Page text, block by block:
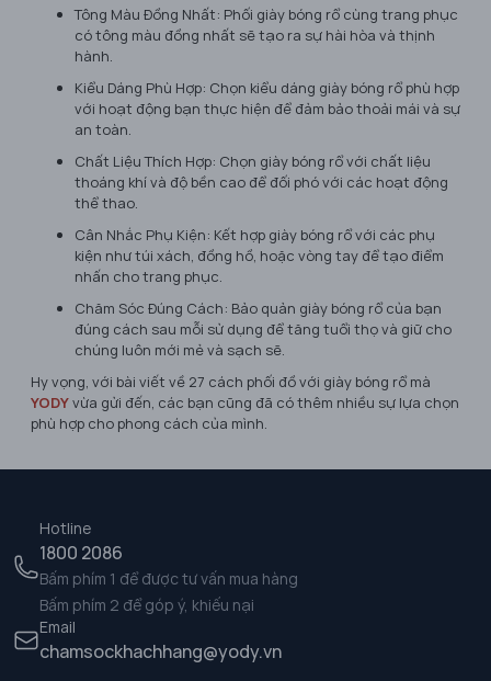
Tông Màu Đồng Nhất: Phối giày bóng rổ cùng trang phục
có tông màu đồng nhất sẽ tạo ra sự hài hòa và thịnh
hành.
Kiểu Dáng Phù Hợp: Chọn kiểu dáng giày bóng rổ phù hợp
với hoạt động bạn thực hiện để đảm bảo thoải mái và sự
an toàn.
Chất Liệu Thích Hợp: Chọn giày bóng rổ với chất liệu
thoáng khí và độ bền cao để đối phó với các hoạt động
thể thao.
Cân Nhắc Phụ Kiện: Kết hợp giày bóng rổ với các phụ
kiện như túi xách, đồng hồ, hoặc vòng tay để tạo điểm
nhấn cho trang phục.
Chăm Sóc Đúng Cách: Bảo quản giày bóng rổ của bạn
đúng cách sau mỗi sử dụng để tăng tuổi thọ và giữ cho
chúng luôn mới mẻ và sạch sẽ.
Hy vọng, với bài viết về 27 cách phối đồ với giày bóng rổ mà
YODYvừa gửi đến, các bạn cũng đã có thêm nhiều sự lựa chọn
phù hợp cho phong cách của mình.
Hotline
1800 2086
Bấm phím 1 để được tư vấn mua hàng
Bấm phím 2 để góp ý, khiếu nại
Email
chamsockhachhang@yody.vn